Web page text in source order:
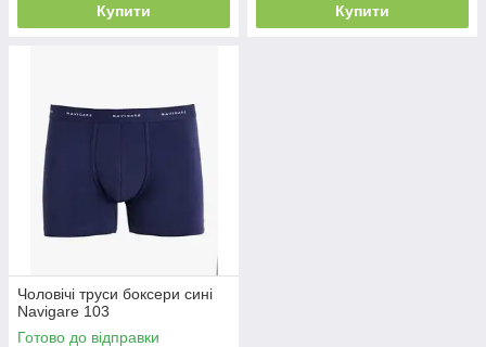
Купити Купити
Чоловічі труси боксери сині
Navigare 103
Готово до відправки